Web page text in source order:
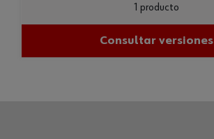
1 producto
Consultar versiones